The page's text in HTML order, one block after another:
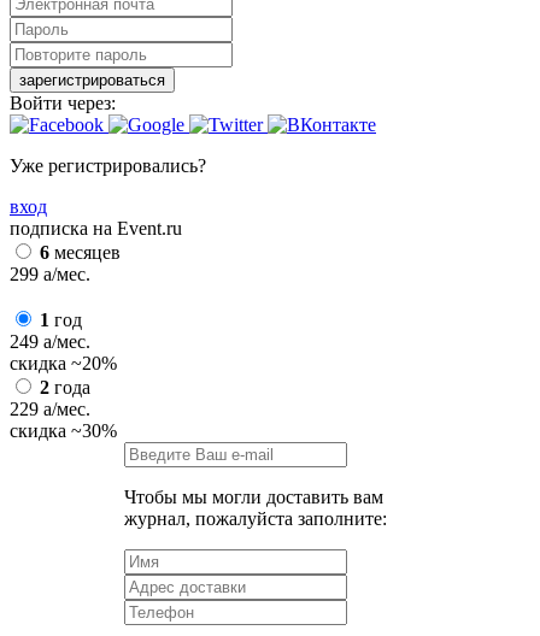
зарегистрироваться
Войти через:
Уже регистрировались?
вход
подписка на Event.ru
6 месяцев
299 a/мес.
1 год
249 a/мес.
скидка ~20%
2 года
229 a/мес.
скидка ~30%
Чтобы мы могли доставить вам
журнал, пожалуйста заполните: